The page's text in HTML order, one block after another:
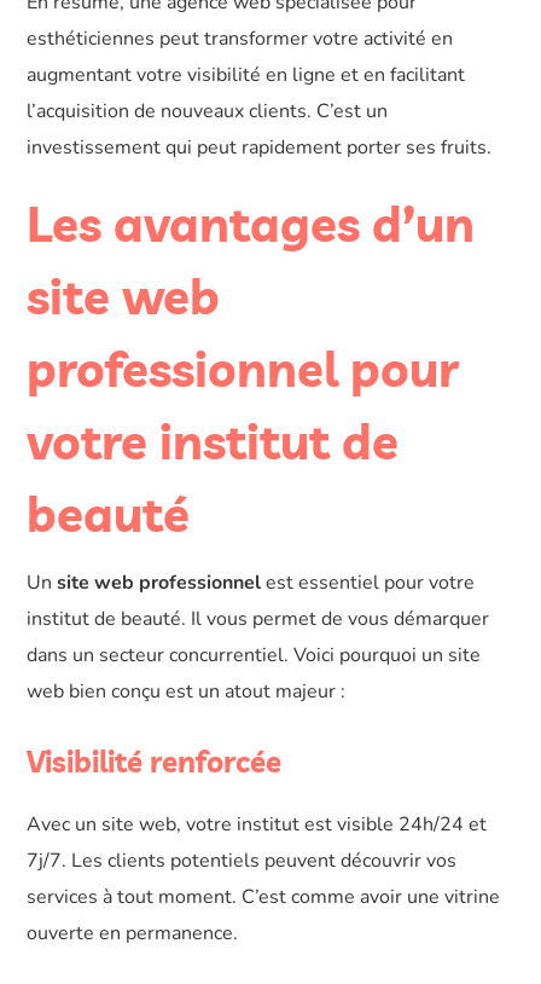
esthéticiennes peut transformer votre activité en
augmentant votre visibilité en ligne et en facilitant
l’acquisition de nouveaux clients. C’est un
investissement qui peut rapidement porter ses fruits.
Les avantages d’un
site web
professionnel pour
votre institut de
beauté
Unsite web professionnelest essentiel pour votre
institut de beauté. Il vous permet de vous démarquer
dans un secteur concurrentiel. Voici pourquoi un site
web bien conçu est un atout majeur :
Visibilité renforcée
Avec un site web, votre institut est visible 24h/24 et
7j/7. Les clients potentiels peuvent découvrir vos
services à tout moment. C’est comme avoir une vitrine
ouverte en permanence.